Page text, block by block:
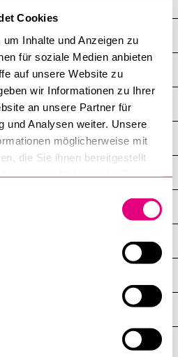
Cookies
Inhalte und Anzeigen zu
für soziale Medien anbieten
auf unsere Website zu
wir Informationen zu Ihrer
an unsere Partner für
und Analysen weiter. Unsere
möglicherweise mit
die Sie ihnen bereitgestellt